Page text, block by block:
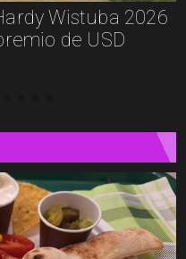
Recupera